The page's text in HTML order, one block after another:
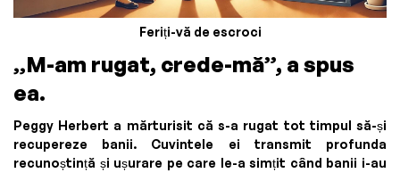
Feriți-vă de escroci
„M-am rugat, crede-mă”, a spus
ea.
Peggy Herbert a mărturisit că s-a rugat tot timpul să-și
recupereze banii. Cuvintele ei transmit profunda
recunoștință și ușurare pe care le-a simțit când banii i-au